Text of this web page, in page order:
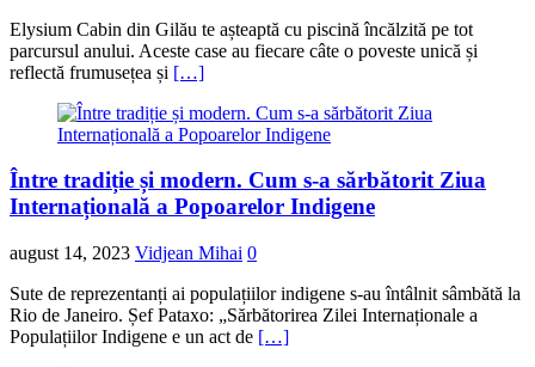
Elysium Cabin din Gilău te așteaptă cu piscină încălzită pe tot
parcursul anului. Aceste case au fiecare câte o poveste unică și
reflectă frumusețea și […]
Între tradiție și modern. Cum s-a sărbătorit Ziua
Internațională a Popoarelor Indigene
august 14, 2023 Vidjean Mihai 0
Sute de reprezentanți ai populațiilor indigene s-au întâlnit sâmbătă la
Rio de Janeiro. Șef Pataxo: „Sărbătorirea Zilei Internaționale a
Populațiilor Indigene e un act de […]